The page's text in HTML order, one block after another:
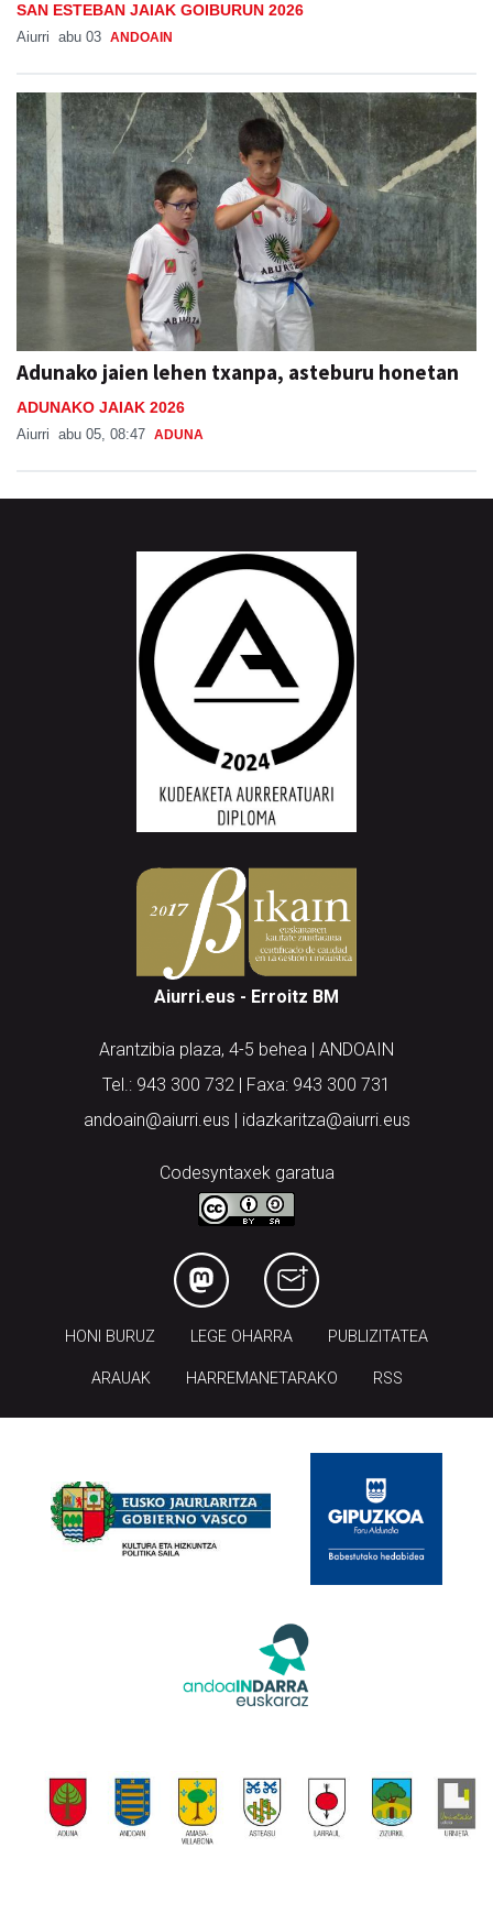
SAN ESTEBAN JAIAK GOIBURUN 2026
Aiurri abu 03 ANDOAIN
Adunako jaien lehen txanpa, asteburu honetan
ADUNAKO JAIAK 2026
Aiurri abu 05, 08:47 ADUNA
Aiurri.eus - Erroitz BM
Arantzibia plaza, 4-5 behea | ANDOAIN
Tel.: 943 300 732 | Faxa: 943 300 731
andoain@aiurri.eus | idazkaritza@aiurri.eus
Codesyntaxek garatua
HONI BURUZ LEGE OHARRA PUBLIZITATEA
ARAUAK HARREMANETARAKO RSS